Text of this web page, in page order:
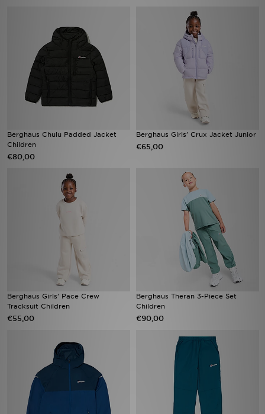
Berghaus Chulu Padded Jacket
Children
€80,00
Berghaus Girls' Crux Jacket Junior
€65,00
Berghaus Girls' Pace Crew
Tracksuit Children
€55,00
Berghaus Theran 3-Piece Set
Children
€90,00